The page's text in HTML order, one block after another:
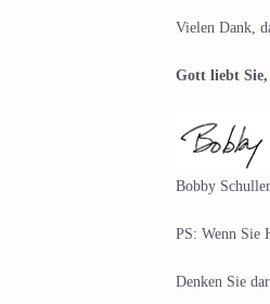
Vielen Dank,
Gott liebt
Bobby Schuller
PS: Wenn Sie
Denken Sie